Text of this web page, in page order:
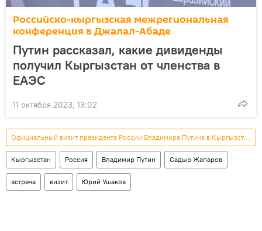
Российско-кыргызская межрегиональная
конференция в Джалал-Абаде
Путин рассказал, какие дивиденды
получил Кыргызстан от членства в
ЕАЭС
11 октября 2023, 13:02
Официальный визит президента России Владимира Путина в Кыргызстан
Кыргызстан Россия Владимир Путин Садыр Жапаров
встреча визит Юрий Ушаков